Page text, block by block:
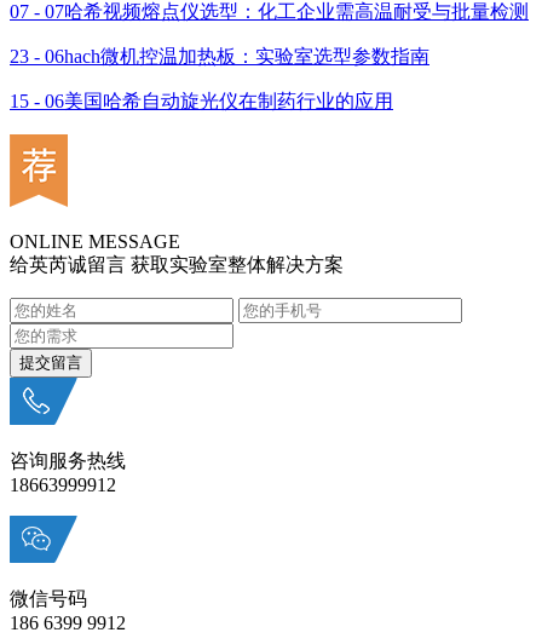
07 - 07哈希视频熔点仪选型：化工企业需高温耐受与批量检测
23 - 06hach微机控温加热板：实验室选型参数指南
15 - 06美国哈希自动旋光仪在制药行业的应用
ONLINE MESSAGE
给英芮诚留言 获取实验室整体解决方案
咨询服务热线
18663999912
微信号码
186 6399 9912